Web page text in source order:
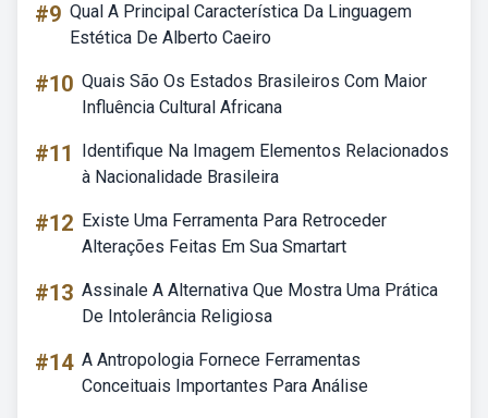
#9 Qual A Principal Característica Da Linguagem
Estética De Alberto Caeiro
#10 Quais São Os Estados Brasileiros Com Maior
Influência Cultural Africana
#11
Identifique Na Imagem Elementos Relacionados
à Nacionalidade Brasileira
#12 Existe Uma Ferramenta Para Retroceder
Alterações Feitas Em Sua Smartart
#13 Assinale A Alternativa Que Mostra Uma Prática
De Intolerância Religiosa
#14 A Antropologia Fornece Ferramentas
Conceituais Importantes Para Análise